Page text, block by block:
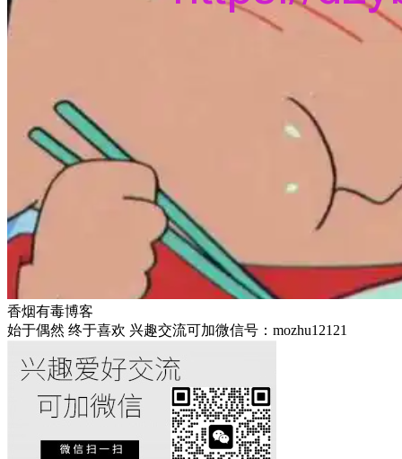
香烟有毒博客
始于偶然 终于喜欢 兴趣交流可加微信号：mozhu12121